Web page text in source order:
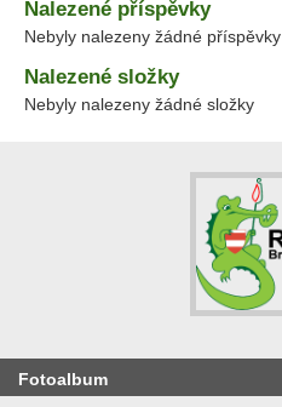
Nalezené příspěvky
Nebyly nalezeny žádné příspěvky
Nalezené složky
Nebyly nalezeny žádné složky
Fotoalbum